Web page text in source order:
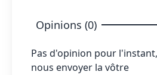
Opinions (0)
Pas d'opinion pour
nous envoyer la vôtre